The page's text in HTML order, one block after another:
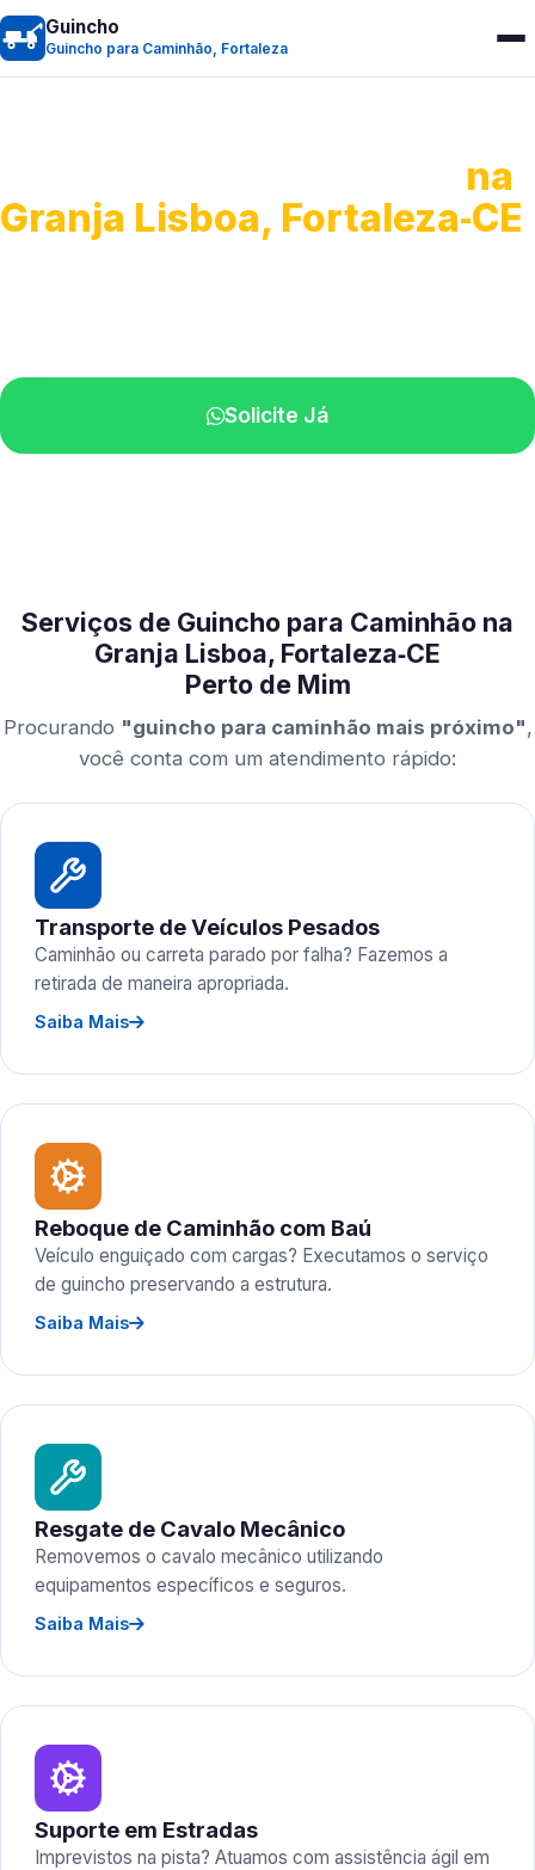
Guincho
Guincho para Caminhão, Fortaleza
na
Granja Lisboa, Fortaleza‑CE
Solicite Já
Serviços de Guincho para Caminhão na
Granja Lisboa, Fortaleza‑CE
Perto de Mim
Procurando "guincho para caminhão mais próximo",
você conta com um atendimento rápido:
Transporte de Veículos Pesados
Caminhão ou carreta parado por falha? Fazemos a
retirada de maneira apropriada.
Saiba Mais
Reboque de Caminhão com Baú
Veículo enguiçado com cargas? Executamos o serviço
de guincho preservando a estrutura.
Saiba Mais
Resgate de Cavalo Mecânico
Removemos o cavalo mecânico utilizando
equipamentos específicos e seguros.
Saiba Mais
Suporte em Estradas
Imprevistos na pista? Atuamos com assistência ágil em